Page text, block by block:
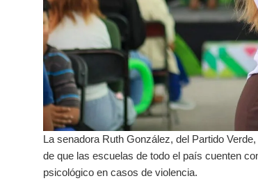
La senadora Ruth González, del Partido
de que las escuelas de todo el país cuenten
psicológico en casos de violencia.